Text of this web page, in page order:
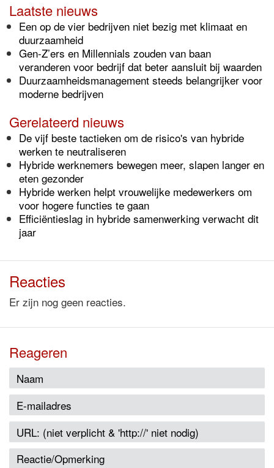
Laatste nieuws
Een op de vier bedrijven niet bezig met klimaat en
duurzaamheid
Gen-Z’ers en Millennials zouden van baan
veranderen voor bedrijf dat beter aansluit bij waarden
Duurzaamheidsmanagement steeds belangrijker voor
moderne bedrijven
Gerelateerd nieuws
De vijf beste tactieken om de risico's van hybride
werken te neutraliseren
Hybride werknemers bewegen meer, slapen langer en
eten gezonder
Hybride werken helpt vrouwelijke medewerkers om
voor hogere functies te gaan
Efficiëntieslag in hybride samenwerking verwacht dit
jaar
Reacties
Er zijn nog geen reacties.
Reageren